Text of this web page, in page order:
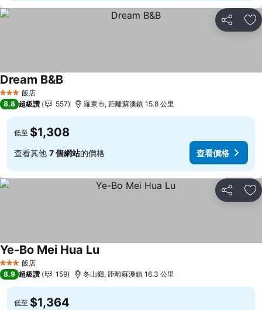
分享 加
3 星級 飯店
Dream B&B查看價格
8.8 超級讚 557 羅東市, 距離蘇澳鎮 15.8 公里
低至 $1,308
查看其他 7 個網站的價格 查看價格
分享 加
3 星級 飯店
Ye-Bo Mei Hua Lu查看價格
8.9 超級讚 159 冬山鄉, 距離蘇澳鎮 16.3 公里
低至 $1,364